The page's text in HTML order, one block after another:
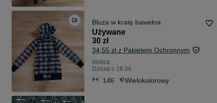
Bluza w kratę bawełna
Używane
30 zł
34,55 zł z Pakietem Ochronnym
Wolica
Dzisiaj o 16:34
146 Wielokolorowy